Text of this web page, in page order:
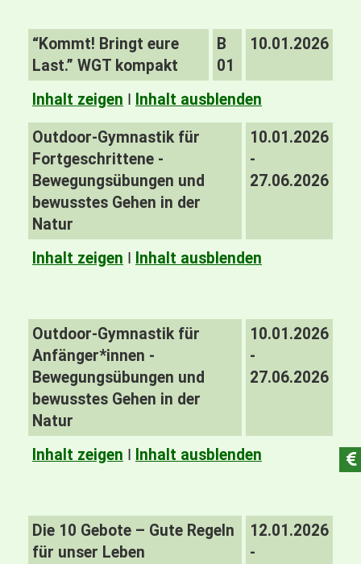
“Kommt! Bringt eure
Last.” WGT kompakt
B
01
10.01.2026
Inhalt zeigen I Inhalt ausblenden
Outdoor-Gymnastik für
Fortgeschrittene -
Bewegungsübungen und
bewusstes Gehen in der
Natur
10.01.2026
-
27.06.2026
Inhalt zeigen I Inhalt ausblenden
Outdoor-Gymnastik für
Anfänger*innen -
Bewegungsübungen und
bewusstes Gehen in der
Natur
10.01.2026
-
27.06.2026
Inhalt zeigen I Inhalt ausblenden
Die 10 Gebote – Gute Regeln
für unser Leben
12.01.2026
-